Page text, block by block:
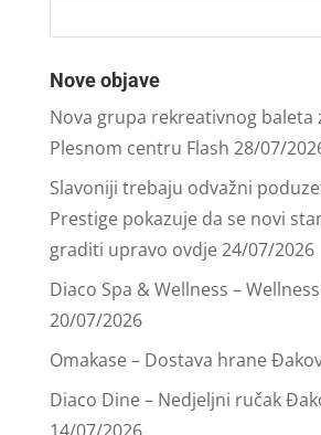
Nove objave
Nova grupa rekreativnog baleta
Plesnom centru Flash 28/07/
Slavoniji trebaju odvažni
Prestige pokazuje da se novi
graditi upravo ovdje24/07/2026
Diaco Spa & Wellness –
20/07/2026
Omakase – Dostava hrane
Diaco Dine – Nedjeljni ručak